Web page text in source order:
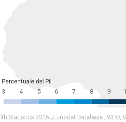
Percentuale del Pil
3 4 5 6 7 8 9
Statistics 2016 ; Eurostat Database ; WHO,